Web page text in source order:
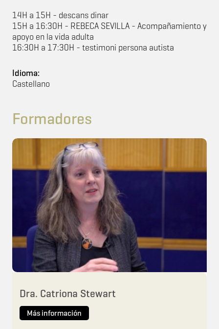
14H a 15H - descans dinar
15H a 16:30H - REBECA SEVILLA - Acompañamiento y
apoyo en la vida adulta
16:30H a 17:30H - testimoni persona autista
Idioma:
Castellano
Formadores
Dra. Catriona Stewart
Más información